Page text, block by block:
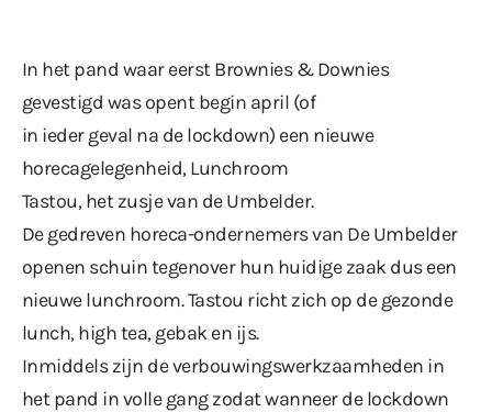
In het pand waar eerst Brownies & Downies
gevestigd was opent begin april (of
in ieder geval na de lockdown) een nieuwe
horecagelegenheid, Lunchroom
Tastou, het zusje van de Umbelder.
De gedreven horeca-ondernemers van De Umbelder
openen schuin tegenover hun huidige zaak dus een
nieuwe lunchroom. Tastou richt zich op de gezonde
lunch, high tea, gebak en ijs.
Inmiddels zijn de verbouwingswerkzaamheden in
het pand in volle gang zodat wanneer de lockdown